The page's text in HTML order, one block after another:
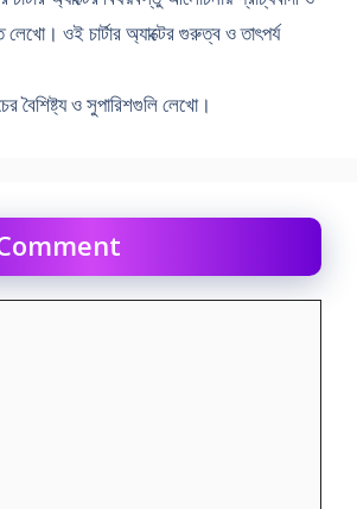
লেখাে। ওই চার্টার অ্যাক্টের গুরুত্ব ও তাৎপর্য
বৈশিষ্ট্য ও সুপারিশগুলি লেখাে।